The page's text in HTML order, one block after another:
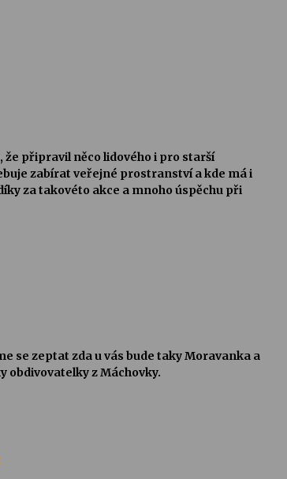
že připravil něco lidového i pro starší
zabírat veřejné prostranství a kde má i
za takovéto akce a mnoho úspěchu při
se zeptat zda u vás bude taky Moravanka a
obdivovatelky z Máchovky.